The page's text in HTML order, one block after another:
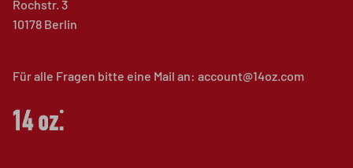
Rochstr. 3
10178 Berlin
Für alle Fragen bitte eine Mail an: account@14oz.com